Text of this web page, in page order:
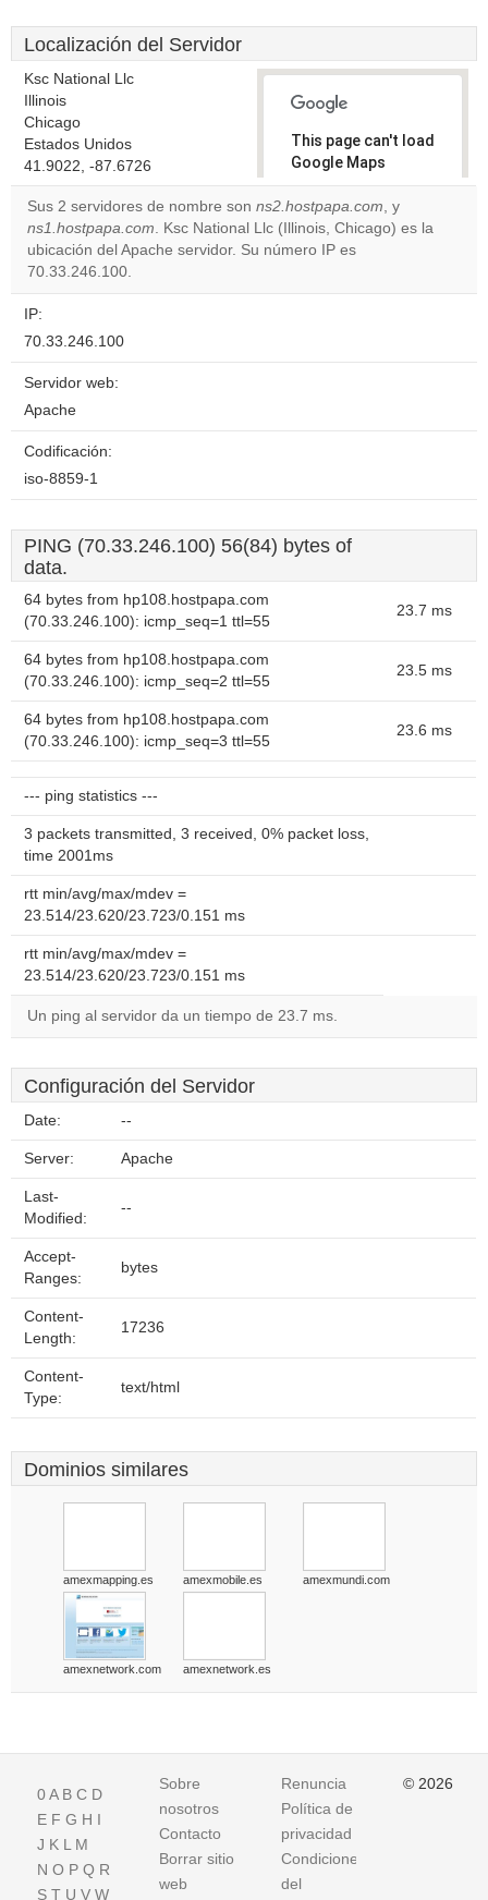
Localización del Servidor
Ksc National Llc
Illinois
Chicago
Estados Unidos
41.9022, -87.6726
This page can't load
Google Maps
correctly.
Do you
own this
Sus 2 servidores de nombre son ns2.hostpapa.com, y
ns1.hostpapa.com. Ksc National Llc (Illinois, Chicago) es la
ubicación del Apache servidor. Su número IP es
70.33.246.100.
IP:
70.33.246.100
Servidor web:
Apache
Codificación:
iso-8859-1
PING (70.33.246.100) 56(84) bytes of
data.
64 bytes from hp108.hostpapa.com
(70.33.246.100): icmp_seq=1 ttl=55
23.7 ms
64 bytes from hp108.hostpapa.com
(70.33.246.100): icmp_seq=2 ttl=55
23.5 ms
64 bytes from hp108.hostpapa.com
(70.33.246.100): icmp_seq=3 ttl=55
23.6 ms
--- ping statistics ---
3 packets transmitted, 3 received, 0% packet loss,
time 2001ms
rtt min/avg/max/mdev =
23.514/23.620/23.723/0.151 ms
rtt min/avg/max/mdev =
23.514/23.620/23.723/0.151 ms
Un ping al servidor da un tiempo de 23.7 ms.
Configuración del Servidor
Date: --
Server: Apache
Last-
Modified:
--
Accept-
Ranges:
bytes
Content-
Length:
17236
Content-
Type:
text/html
Dominios similares
amexmapping.es amexmobile.es amexmundi.com
amexnetwork.com amexnetwork.es
0A B C D
E F G H I
J K L M
N O P Q R
S T U V W
Sobre
nosotros
Contacto
Borrar sitio
web
Renuncia
Política de
privacidad
Condiciones
del
© 2026